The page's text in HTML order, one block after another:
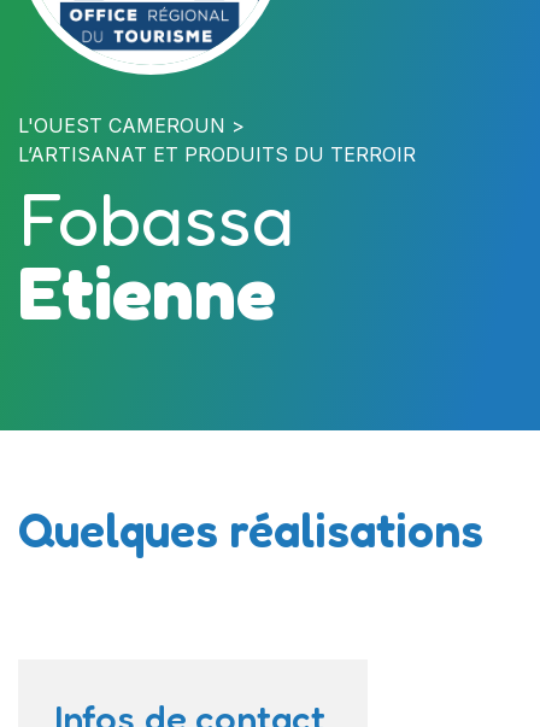
L'OUEST CAMEROUN
L’ARTISANAT ET PRODUITS DU TERROIR
Fobassa
Etienne
Quelques réalisations
Infos de contact